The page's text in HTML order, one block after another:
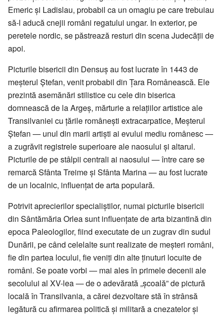
Emeric și Ladislau, probabil ca un omagiu pe care trebuiau
să-l aducă cnejii români regatului ungar. In exterior, pe
peretele nordic, se păstrează resturi din scena Judecății de
apoi.
Picturile bisericii din Densuș au fost lucrate în 1443 de
meșterul Ștefan, venit probabil din Țara Românească. Ele
prezintă asemănări stilistice cu cele din biserica
domnească de la Argeș, mărturie a relațiilor artistice ale
Transilvaniei cu țările românești extracarpatice, Meșterul
Ștefan — unul din marii artiști ai evului mediu românesc —
a zugrăvit registrele superioare ale naosului și altarul.
Picturile de pe stâlpii centrali ai naosului — între care se
remarcă Sfânta Treime și Sfânta Marina — au fost lucrate
de un localnic, influențat de arta populară.
Potrivit aprecierilor specialiștilor, numai picturile bisericii
din Sântămăria Orlea sunt influențate de arta bizantină din
epoca Paleologilor, fiind executate de un zugrav din sudul
Dunării, pe când celelalte sunt realizate de meșteri români,
fie din partea locului, fie veniți din alte ținuturi locuite de
români. Se poate vorbi — mai ales în primele decenii ale
secolului al XV-lea — de o adevărată „școală” de pictură
locală în Transilvania, a cărei dezvoltare stă în strânsă
legătură cu afirmarea politică și militară a cnezatelor și